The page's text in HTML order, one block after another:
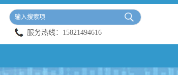
服务热线： 15821494616